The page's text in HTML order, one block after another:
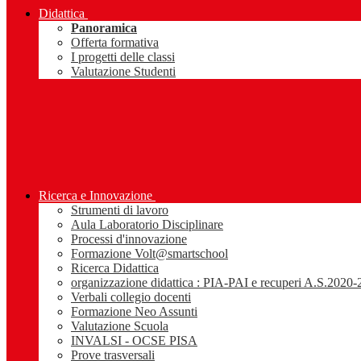
Didattica
Panoramica
Offerta formativa
I progetti delle classi
Valutazione Studenti
Ricerca e Innovazione
Strumenti di lavoro
Aula Laboratorio Disciplinare
Processi d'innovazione
Formazione Volt@smartschool
Ricerca Didattica
organizzazione didattica : PIA-PAI e recuperi A.S.2020-
Verbali collegio docenti
Formazione Neo Assunti
Valutazione Scuola
INVALSI - OCSE PISA
Prove trasversali